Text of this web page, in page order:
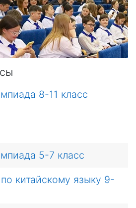
8-11 класс
5-7 класс
китайскому языку 9-